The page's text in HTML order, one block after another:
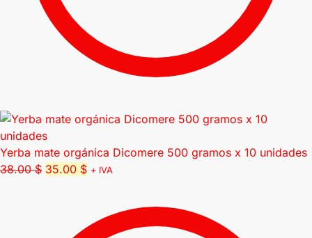
Yerba mate orgánica Dicomere 500 gramos x 10 unidades
38.00$ 35.00 $ + IVA